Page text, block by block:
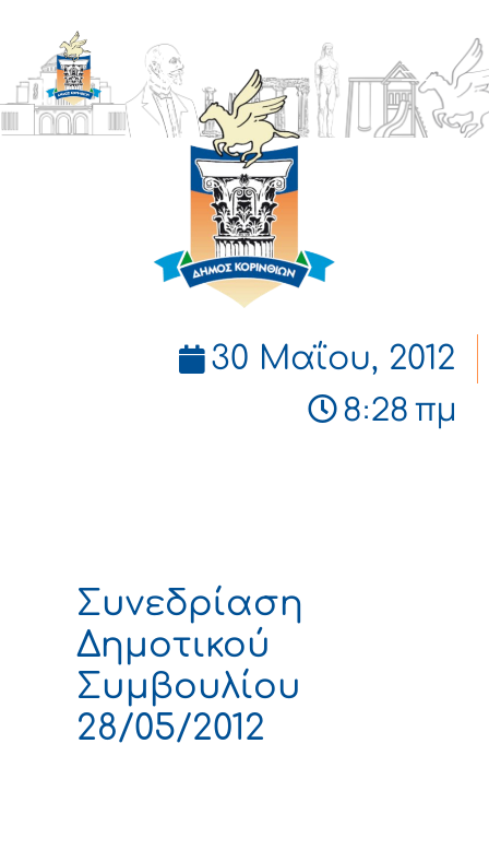
ΔΗΜΟΣ
ΚΟΡΙΝΘΙΩΝ
30 Μαΐου, 2012
8:28 πμ
Συνεδρίαση
Δημοτικού
Συμβουλίου
28/05/2012